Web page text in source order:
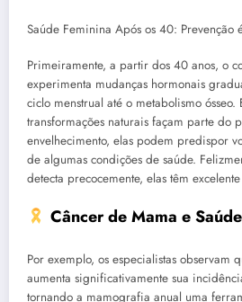
Saúde Feminina Após os 40: Prevenção
Primeiramente, a partir dos 40 anos, o
experimenta mudanças hormonais
ciclo menstrual até o metabolismo ósseo.
transformações naturais façam parte do
envelhecimento, elas podem predispor
de algumas condições de saúde.
detecta precocemente, elas têm
Câncer de Mama e
Por exemplo, os especialistas observam
aumenta significativamente sua
tornando a mamografia anual uma